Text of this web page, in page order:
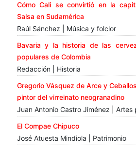
Cómo Cali se convirtió en la
Salsa en Sudamérica
Raúl Sánchez | Música y folclor
Bavaria y la historia de las
populares de Colombia
Redacción | Historia
Gregorio Vásquez de Arce y
pintor del virreinato neogranadino
Juan Antonio Castro Jiménez | Artes
El Compae Chipuco
José Atuesta Mindiola | Patrimonio